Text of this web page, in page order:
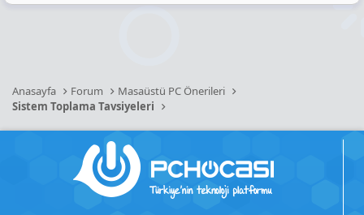
Anasayfa Forum
Masaüstü PC Önerileri
Sistem Toplama Tavsiyeleri